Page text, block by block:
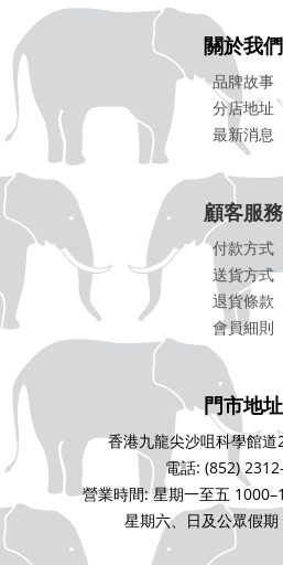
關於我們
品牌故事
分店地址
最新消息
顧客服務
付款方式
送貨方式
退貨條款
會員細則
門市地址
香港九龍尖沙咀科學館道
電話: (852)
營業時間: 星期一至五
星期六、日及公眾假